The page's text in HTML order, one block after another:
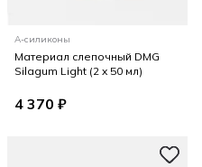
А-силиконы
Материал слепочный DMG
Silagum Light (2 x 50 мл)
4 370 ₽